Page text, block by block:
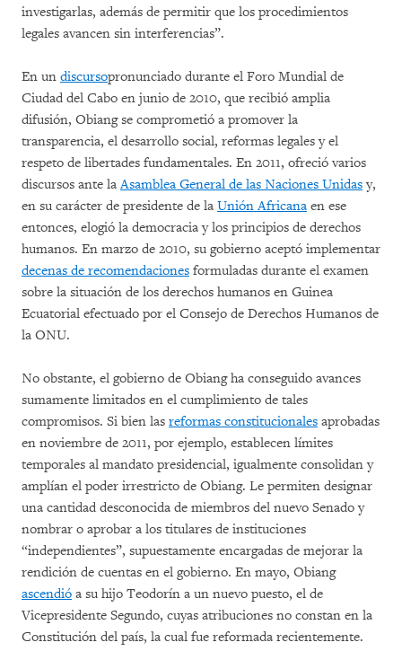
investigarlas, además de permitir que los procedimientos
legales avancen sin interferencias”.
En un discursopronunciado durante el Foro Mundial de
Ciudad del Cabo en junio de 2010, que recibió amplia
difusión, Obiang se comprometió a promover la
transparencia, el desarrollo social, reformas legales y el
respeto de libertades fundamentales. En 2011, ofreció varios
discursos ante laAsamblea General de las Naciones Unidasy,
en su carácter de presidente de la Unión Africana en ese
entonces, elogió la democracia y los principios de derechos
humanos. En marzo de 2010, su gobierno aceptó implementar
decenas de recomendaciones formuladas durante el examen
sobre la situación de los derechos humanos en Guinea
Ecuatorial efectuado por el Consejo de Derechos Humanos de
la ONU.
No obstante, el gobierno de Obiang ha conseguido avances
sumamente limitados en el cumplimiento de tales
compromisos. Si bien las reformas constitucionales aprobadas
en noviembre de 2011, por ejemplo, establecen límites
temporales al mandato presidencial, igualmente consolidan y
amplían el poder irrestricto de Obiang. Le permiten designar
una cantidad desconocida de miembros del nuevo Senado y
nombrar o aprobar a los titulares de instituciones
“independientes”, supuestamente encargadas de mejorar la
rendición de cuentas en el gobierno. En mayo, Obiang
ascendió a su hijo Teodorín a un nuevo puesto, el de
Vicepresidente Segundo, cuyas atribuciones no constan en la
Constitución del país, la cual fue reformada recientemente.